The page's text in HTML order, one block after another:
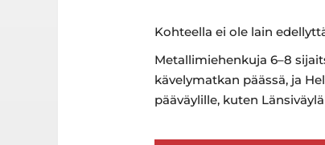
Kohteella ei ole lain
Metallimiehenkuja 6–8
kävelymatkan päässä, ja
pääväylille, kuten